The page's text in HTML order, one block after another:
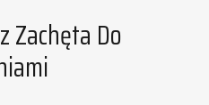
Zachęta Do